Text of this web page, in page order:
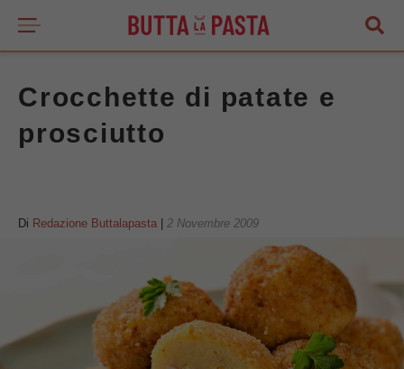
Crocchette di patate e
prosciutto
Di Redazione Buttalapasta 2 Novembre 2009